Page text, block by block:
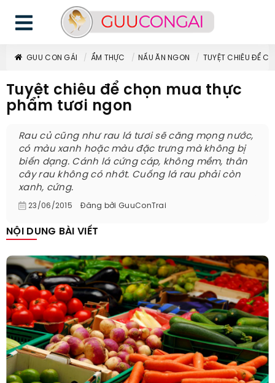
GUU CON GÁI ẨM THỰC NẤU ĂN NGON TUYỆT CHIÊU ĐỂ
Tuyệt chiêu để chọn mua thực
phẩm tươi ngon
Rau củ cũng như rau lá tươi sẽ căng mọng nước,
có màu xanh hoặc màu đặc trưng mà không bị
biến dạng. Cánh lá cứng cáp, không mềm, thân
cây rau không có nhớt. Cuống lá rau phải còn
xanh, cứng.
23/06/2015 Đăng bởi GuuConTrai
NỘI DUNG BÀI VIẾT